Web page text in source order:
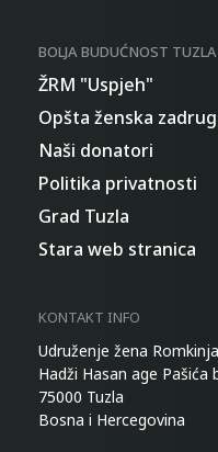
BOLJA BUDUĆNOST TUZLA
ŽRM "Uspjeh"
Opšta ženska
Naši donatori
Politika privatnosti
Grad Tuzla
Stara web stranica
KONTAKT INFO
Udruženje žena
Hadži Hasan age Pašića
75000 Tuzla
Bosna i Hercegovina